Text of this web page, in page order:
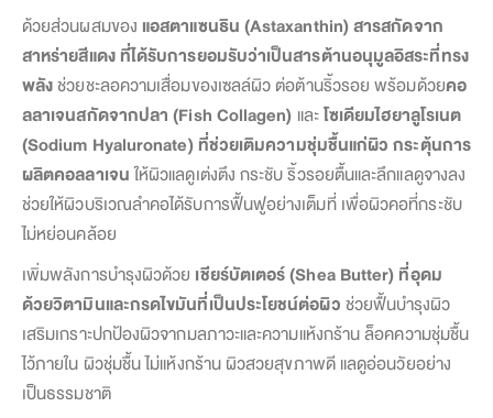
ด้วยส่วนผสมของ แอสตาแซนธิน (Astaxanthin) สารสกัดจาก
สาหร่ายสีแดง ที่ได้รับการยอมรับว่าเป็นสารต้านอนุมูลอิสระที่ทรง
พลังช่วยชะลอความเสื่อมของเซลล์ผิว ต่อต้านริ้วรอย พร้อมด้วยคอ
ลลาเจนสกัดจากปลา (Fish Collagen) และโซเดียมไฮยาลูโรเนต
(Sodium Hyaluronate) ที่ช่วยเติมความชุ่มชื้นแก่ผิว กระตุ้นการ
ผลิตคอลลาเจนให้ผิวแลดูเต่งตึง กระชับ ริ้วรอยตื้นและลึกแลดูจางลง
ช่วยให้ผิวบริเวณลำคอได้รับการฟื้นฟูอย่างเต็มที่ เพื่อผิวคอที่กระชับ
ไม่หย่อนคล้อย
เพิ่มพลังการบำรุงผิวด้วย เชียร์บัตเตอร์ (Shea Butter) ที่อุดม
ด้วยวิตามินและกรดไขมันที่เป็นประโยชน์ต่อผิว ช่วยฟื้นบำรุงผิว
เสริมเกราะปกป้องผิวจากมลภาวะและความแห้งกร้าน ล็อคความชุ่มชื้น
ไว้ภายใน ผิวชุ่มชื้น ไม่แห้งกร้าน ผิวสวยสุขภาพดี แลดูอ่อนวัยอย่าง
เป็นธรรมชาติ